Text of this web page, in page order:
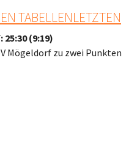
TABELLENLETZTEN
(9:19)
Mögeldorf zu zwei Punkten